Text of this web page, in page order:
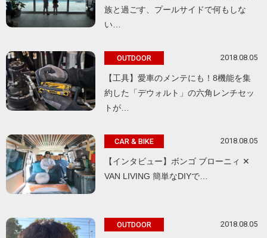
族と過ごす、プールサイドで何もしな
い…
OUTDOOR 2018.08.05
【工具】愛車のメンテにも！8機能を集
約した「デウォルト」の六角レンチセッ
トが…
CAR & BIKE 2018.08.05
【インタビュー】ボンゴ ブローニィ ✕
VAN LIVING 簡単なDIYで…
OUTDOOR 2018.08.05